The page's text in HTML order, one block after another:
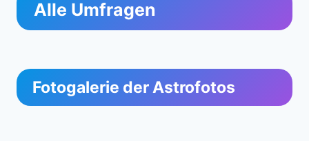
Alle Umfragen
Fotogalerie der Astrofotos